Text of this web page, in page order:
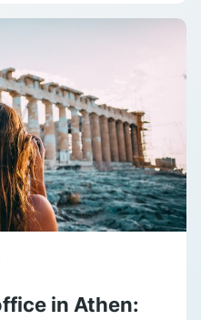
in Athen: